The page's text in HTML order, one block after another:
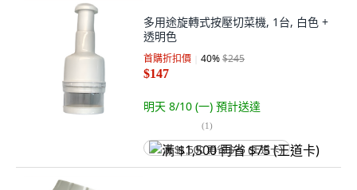
多用途旋轉式按壓切菜機, 1台, 白色 +
透明色
首購折扣價 40%$245
$147
明天 8/10 (一) 預計送達
(1)
满 $1,500 再省 $75 (王道卡)